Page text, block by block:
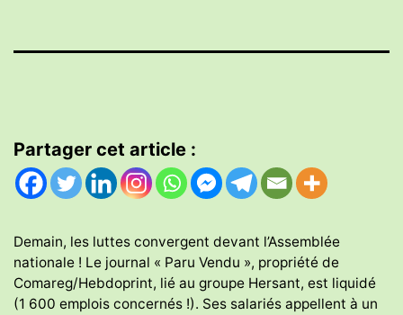
Partager cet article :
Demain, les luttes convergent devant l’Assemblée
nationale ! Le journal « Paru Vendu », propriété de
Comareg/Hebdoprint, lié au groupe Hersant, est liquidé
(1 600 emplois concernés !). Ses salariés appellent à un